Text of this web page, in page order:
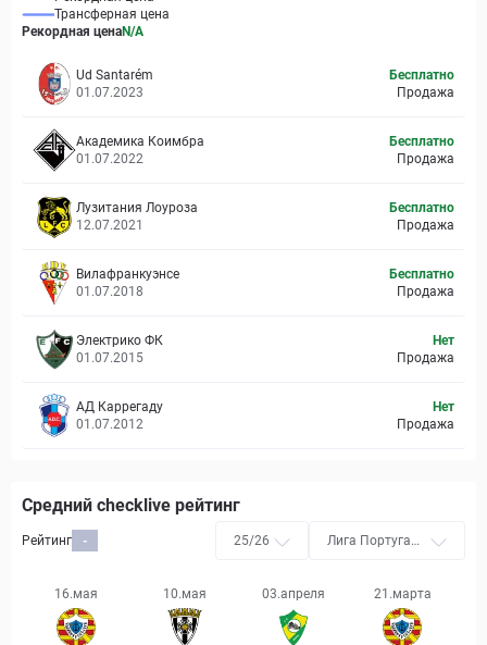
Трансферная цена
Рекордная ценаN/A
Ud Santarém
01.07.2023
Бесплатно
Продажа
Академика Коимбра
01.07.2022
Бесплатно
Продажа
Лузитания Лоуроза
12.07.2021
Бесплатно
Продажа
Вилафранкуэнсе
01.07.2018
Бесплатно
Продажа
Электрико ФК
01.07.2015
Нет
Продажа
АД Каррегаду
01.07.2012
Нет
Продажа
Средний checklive рейтинг
Рейтинг - 25/26
Лига Португали
16.мая 10.мая 03.апреля 21.марта